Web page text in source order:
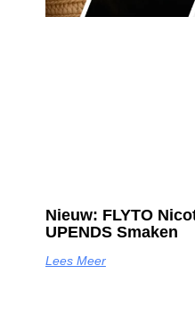
Nieuw: FLYTO
UPENDS Smaken
Lees Meer